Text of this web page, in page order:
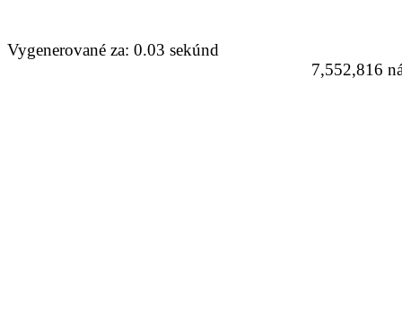
Vygenerované za: 0.03 sekúnd
7,552,816